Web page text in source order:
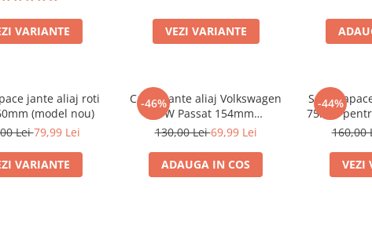
VARIANTE VEZI VARIANTE
jante aliaj roti
(model nou)
Lei79,99 Lei
VARIANTE
-46%
Capac jante aliaj Volkswagen
VW Passat 154mm
1K0601149EQZQ
130,00 Lei69,99 Lei
ADAUGA IN COS
-44%
Set 4
75mm
160,00
VEZI